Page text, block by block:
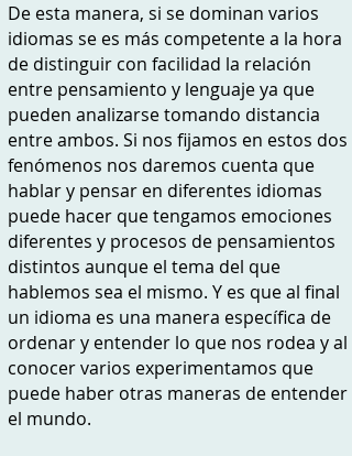
De esta manera, si se dominan varios
idiomas se es más competente a la hora
de distinguir con facilidad la relación
entre pensamiento y lenguaje ya que
pueden analizarse tomando distancia
entre ambos. Si nos fijamos en estos dos
fenómenos nos daremos cuenta que
hablar y pensar en diferentes idiomas
puede hacer que tengamos emociones
diferentes y procesos de pensamientos
distintos aunque el tema del que
hablemos sea el mismo. Y es que al final
un idioma es una manera específica de
ordenar y entender lo que nos rodea y al
conocer varios experimentamos que
puede haber otras maneras de entender
el mundo.